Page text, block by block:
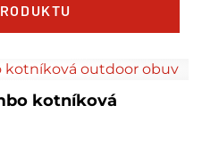
kotníková